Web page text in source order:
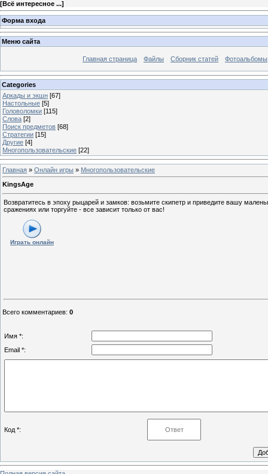
[Всё интересное ...]
Форма входа
Меню сайта
Главная страница Файлы Сборник статей Фотоальбомы
Categories
Аркады и экшн [67]
Настольные [5]
Головоломки [115]
Слова [2]
Поиск предметов [68]
Стратегии [15]
Другие [4]
Многопользовательские [22]
Главная » Онлайн игры » Многопользовательские
KingsAge
Возвратитесь в эпоху рыцарей и замков: возьмите скипетр и приведите вашу
сражениях или торгуйте - все зависит только от вас!
Играть онлайн
Всего комментариев: 0
Имя *:
Email *:
Код *: